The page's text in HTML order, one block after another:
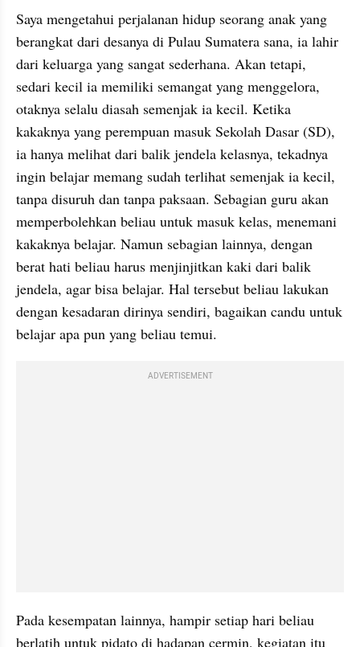
Saya mengetahui perjalanan hidup seorang anak yang
berangkat dari desanya di Pulau Sumatera sana, ia lahir
dari keluarga yang sangat sederhana. Akan tetapi,
sedari kecil ia memiliki semangat yang menggelora,
otaknya selalu diasah semenjak ia kecil. Ketika
kakaknya yang perempuan masuk Sekolah Dasar (SD),
ia hanya melihat dari balik jendela kelasnya, tekadnya
ingin belajar memang sudah terlihat semenjak ia kecil,
tanpa disuruh dan tanpa paksaan. Sebagian guru akan
memperbolehkan beliau untuk masuk kelas, menemani
kakaknya belajar. Namun sebagian lainnya, dengan
berat hati beliau harus menjinjitkan kaki dari balik
jendela, agar bisa belajar. Hal tersebut beliau lakukan
dengan kesadaran dirinya sendiri, bagaikan candu untuk
belajar apa pun yang beliau temui.
ADVERTISEMENT
Pada kesempatan lainnya, hampir setiap hari beliau
berlatih untuk pidato di hadapan cermin, kegiatan itu